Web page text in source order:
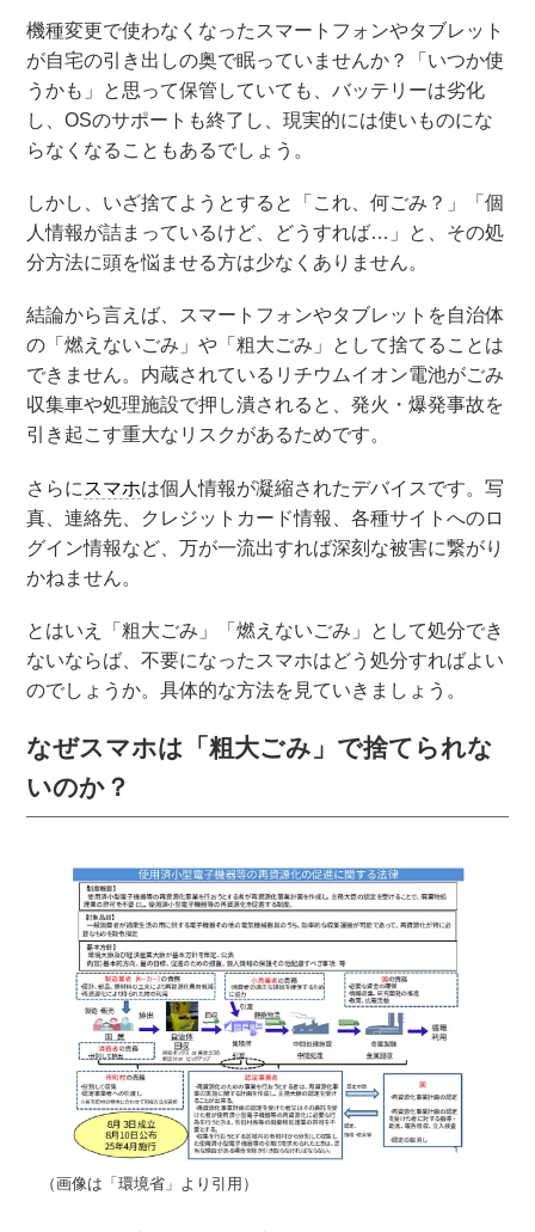
機種変更で使わなくなったスマートフォンやタブレット
が自宅の引き出しの奥で眠っていませんか？「いつか使
うかも」と思って保管していても、バッテリーは劣化
し、OSのサポートも終了し、現実的には使いものにな
らなくなることもあるでしょう。
しかし、いざ捨てようとすると「これ、何ごみ？」「個
人情報が詰まっているけど、どうすれば…」と、その処
分方法に頭を悩ませる方は少なくありません。
結論から言えば、スマートフォンやタブレットを自治体
の「燃えないごみ」や「粗大ごみ」として捨てることは
できません。内蔵されているリチウムイオン電池がごみ
収集車や処理施設で押し潰されると、発火・爆発事故を
引き起こす重大なリスクがあるためです。
さらに スマホは個人情報が凝縮されたデバイスです。写
真、連絡先、クレジットカード情報、各種サイトへのロ
グイン情報など、万が一流出すれば深刻な被害に繋がり
かねません。
とはいえ「粗大ごみ」「燃えないごみ」として処分でき
ないならば、不要になったスマホはどう処分すればよい
のでしょうか。具体的な方法を見ていきましょう。
なぜスマホは「粗大ごみ」で捨てられな
いのか？
（画像は「環境省」より引用）